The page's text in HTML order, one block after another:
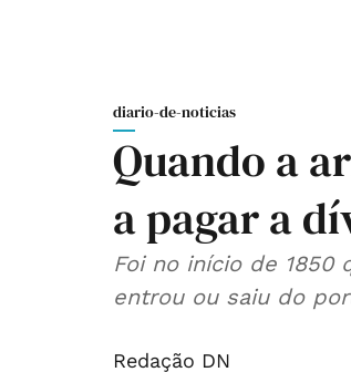
diario-de-noticias
Quando a
a pagar a
Foi no início de 1850
entrou ou saiu do
Redação DN